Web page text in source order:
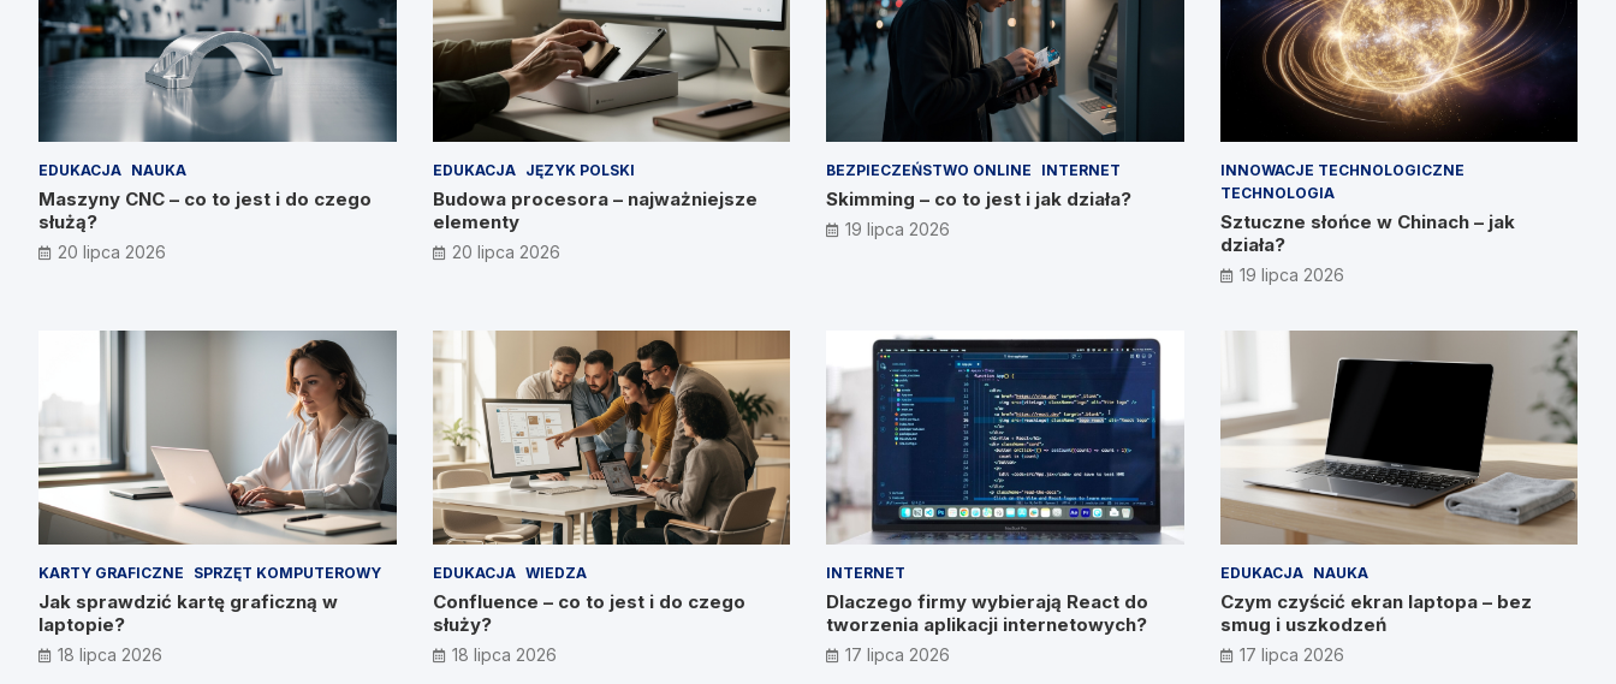
EDUKACJA NAUKA
Maszyny CNC – co to jest i do czego
służą?
20 lipca 2026
EDUKACJA JĘZYK POLSKI
Budowa procesora – najważniejsze
elementy
20 lipca 2026
BEZPIECZEŃSTWO ONLINE INTERNET
Skimming – co to jest i jak działa?
19 lipca 2026
INNOWACJE TECHNOLOGICZNE
TECHNOLOGIA
Sztuczne słońce w Chinach – jak
działa?
19 lipca 2026
KARTY GRAFICZNE SPRZĘT KOMPUTEROWY
Jak sprawdzić kartę graficzną w
laptopie?
18 lipca 2026
EDUKACJA WIEDZA
Confluence – co to jest i do czego
służy?
18 lipca 2026
INTERNET
Dlaczego firmy wybierają React do
tworzenia aplikacji internetowych?
17 lipca 2026
EDUKACJA NAUKA
Czym czyścić ekran laptopa – bez
smug i uszkodzeń
17 lipca 2026